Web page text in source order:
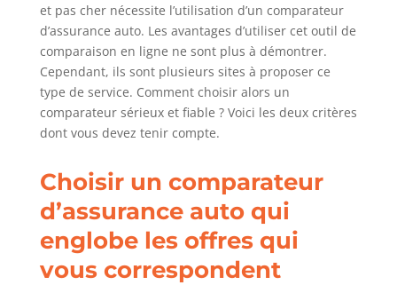
et pas cher nécessite l’utilisation d’un comparateur
d’assurance auto. Les avantages d’utiliser cet outil de
comparaison en ligne ne sont plus à démontrer.
Cependant, ils sont plusieurs sites à proposer ce
type de service. Comment choisir alors un
comparateur sérieux et fiable ? Voici les deux critères
dont vous devez tenir compte.
Choisir un comparateur
d’assurance auto qui
englobe les offres qui
vous correspondent